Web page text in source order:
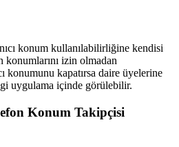
konum kullanılabilirliğine kendisi
izin olmadan
konumunu kapatırsa daire üyelerine
uygulama içinde görülebilir.
Konum Takipçisi